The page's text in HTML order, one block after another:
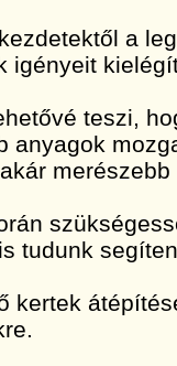
a
igényeit
teszi,
anyagok
tudunk
kertek